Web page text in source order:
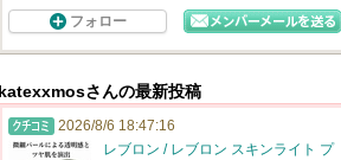
フォロー
katexxmosさんの最新投稿
2026/8/6 18:47:16
レブロン / レブロン スキンライト プ